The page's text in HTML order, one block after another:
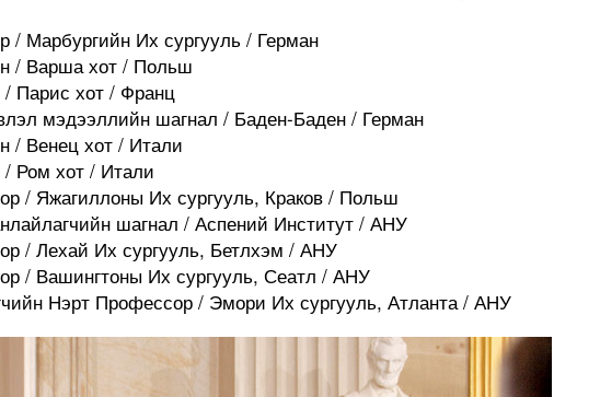
/ Марбургийн Их сургууль / Герман
/ Варша хот / Польш
/ Парис хот / Франц
мэдээллийн шагнал / Баден-Баден / Герман
/ Венец хот / Итали
/ Ром хот / Итали
/ Яжагиллоны Их сургууль, Краков / Польш
шагнал / Аспений Институт / АНУ
/ Лехай Их сургууль, Бетлхэм / АНУ
/ Вашингтоны Их сургууль, Сеатл / АНУ
Нэрт Профессор / Эмори Их сургууль, Атланта / АНУ